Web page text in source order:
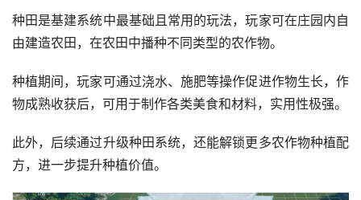
种田是基建系统中最基础且常用的玩法，玩家可在庄园内自
由建造农田，在农田中播种不同类型的农作物。
种植期间，玩家可通过浇水、施肥等操作促进作物生长，作
物成熟收获后，可用于制作各类美食和材料，实用性极强。
此外，后续通过升级种田系统，还能解锁更多农作物种植配
方，进一步提升种植价值。